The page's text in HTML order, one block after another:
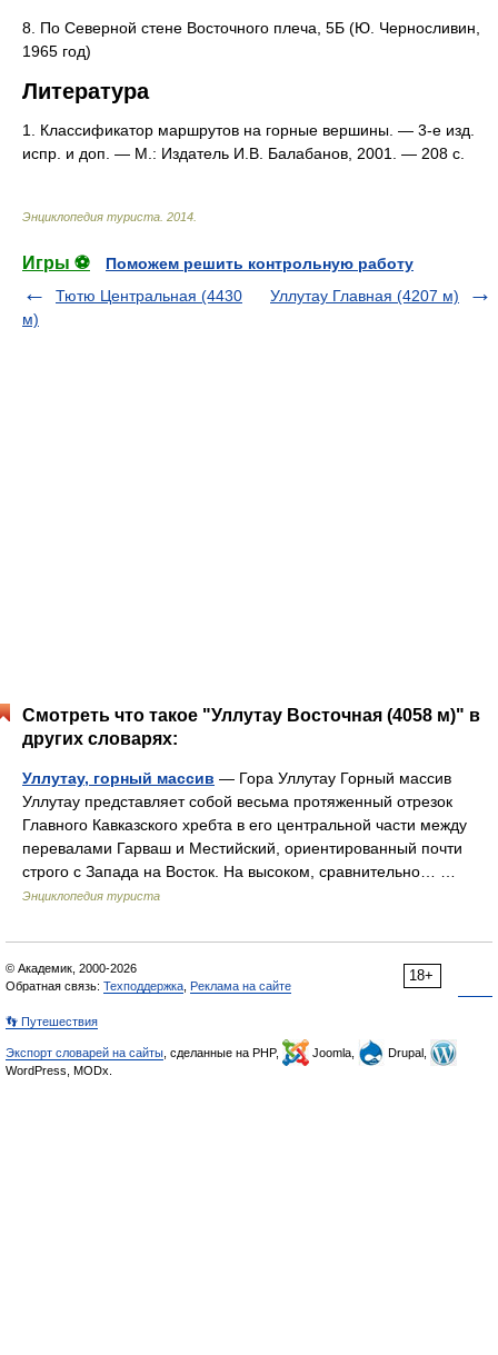
8. По Северной стене Восточного плеча, 5Б (Ю. Черносливин,
1965 год)
Литература
1. Классификатор маршрутов на горные вершины. — 3-е изд.
испр. и доп. — М.: Издатель И.В. Балабанов, 2001. — 208 с.
Энциклопедия туриста 2014
Игры ⚽
Поможем решить контрольную работу
Тютю Центральная (4430
м)
Уллутау Главная (4207 м)
Смотреть что такое "Уллутау Восточная (4058 м)" в
других словарях:
Уллутау, горный массив — Гора Уллутау Горный массив
Уллутау представляет собой весьма протяженный отрезок
Главного Кавказского хребта в его центральной части между
перевалами Гарваш и Местийский, ориентированный почти
строго с Запада на Восток. На высоком, сравнительно… …
Энциклопедия туриста
18+
© Академик, 2000-2026
Обратная связь: Техподдержка Реклама на сайте
👣 Путешествия
Экспорт словарей на сайты , сделанные на PHP, Joomla,
Drupal,
WordPress, MODx.